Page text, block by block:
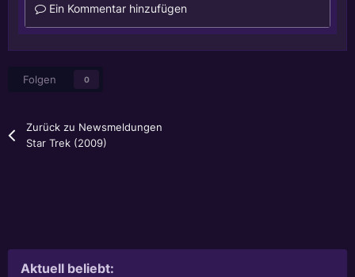
Ein Kommentar hinzufügen
Folgen 0
Zurück zu Newsmeldungen
Star Trek (2009)
Aktuell beliebt: